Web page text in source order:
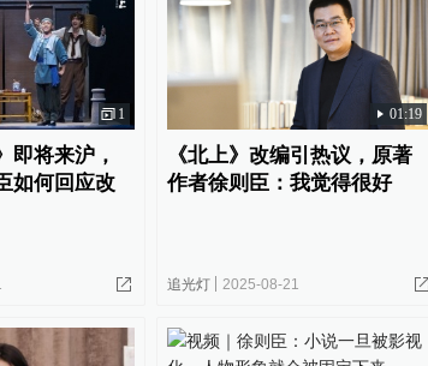
1
即将来沪，
如何回应改
01:19
《北上》改编引热议，原著
作者徐则臣：我觉得很好
追光灯 2025-08-21